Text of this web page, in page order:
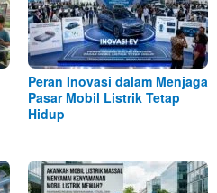
Peran Inovasi dalam Menjaga
Pasar Mobil Listrik Tetap
Hidup